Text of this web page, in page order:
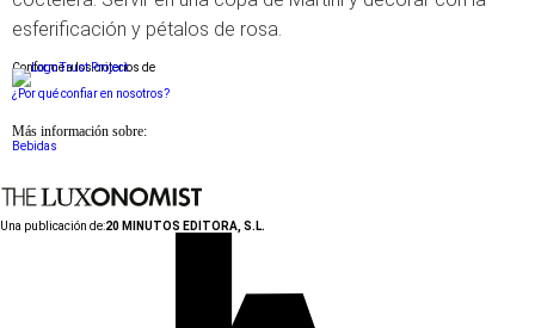
esferificación y pétalos de rosa.
Conforme a los criterios de
¿Por qué confiar en nosotros?
Más información sobre:
Bebidas
Una publicación de:20 MINUTOS EDITORA, S.L.